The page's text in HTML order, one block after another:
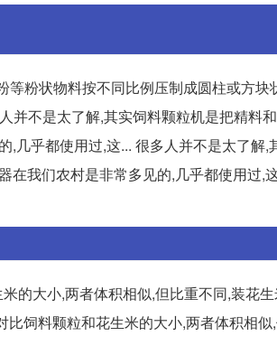
粉状物料按不同比例压制成圆柱或方块
并不是太了解,其实饲料颗粒机是把精料
几乎都使用过,这... 很多人并不是太了解,
我们农村是非常多见的,几乎都使用过,
的大小,两者体积相似,但比重不同,装花
饲料颗粒和花生米的大小,两者体积相